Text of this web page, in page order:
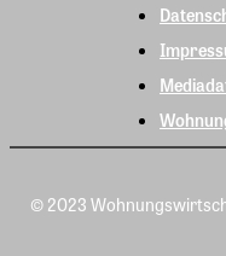
© 2023